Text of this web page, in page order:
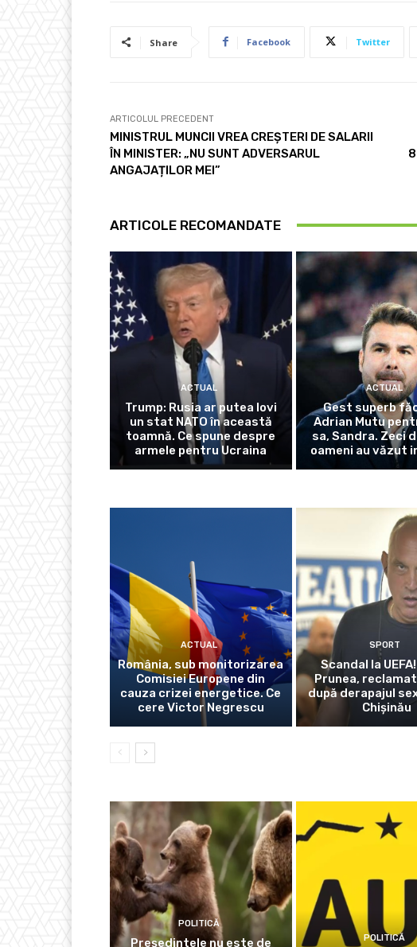
Share Facebook Twitter
ARTICOLUL PRECEDENT
MINISTRUL MUNCII VREA CREȘTERI DE SALARII
ÎN MINISTER: „NU SUNT ADVERSARUL
ANGAJAȚILOR MEI”
ARTICOLE RECOMANDATE
ACTUAL
Trump: Rusia ar putea lovi
un stat NATO în această
toamnă. Ce spune despre
armele pentru Ucraina
ACTUAL
Gest superb
Adrian Mutu
sa, Sandra. Zeci
oameni au văzut
ACTUAL
România, sub monitorizarea
Comisiei Europene din
cauza crizei energetice. Ce
cere Victor Negrescu
SPORT
Scandal la
Prunea, reclamat
după derapajul
Chișinău
POLITICĂ
Președintele nu este de POLITICĂ